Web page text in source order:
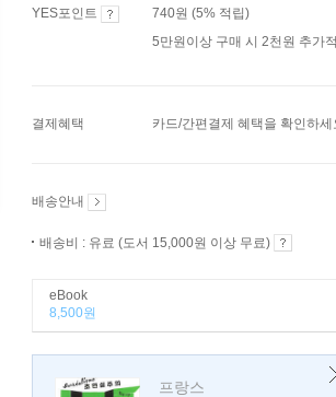
YES포인트
740원 (5% 적립)
5만원이상 구매 시 2천원 추가
결제혜택 카드/간편결제 혜택을 확인하세
배송안내
배송비 : 유료 (도서 15,000원 이상 무료)
eBook
8,500원
프랑스